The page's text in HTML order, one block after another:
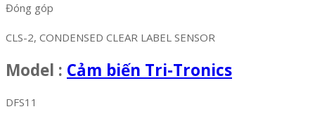
Đóng góp
CLS-2, CONDENSED CLEAR LABEL SENSOR
Model : Cảm biến Tri-Tronics
DFS11